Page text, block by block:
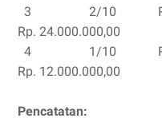
3 2/10 Rp.
Rp. 24.000.000,00
4 1/10 Rp.
Rp. 12.000.000,00
Pencatatan: